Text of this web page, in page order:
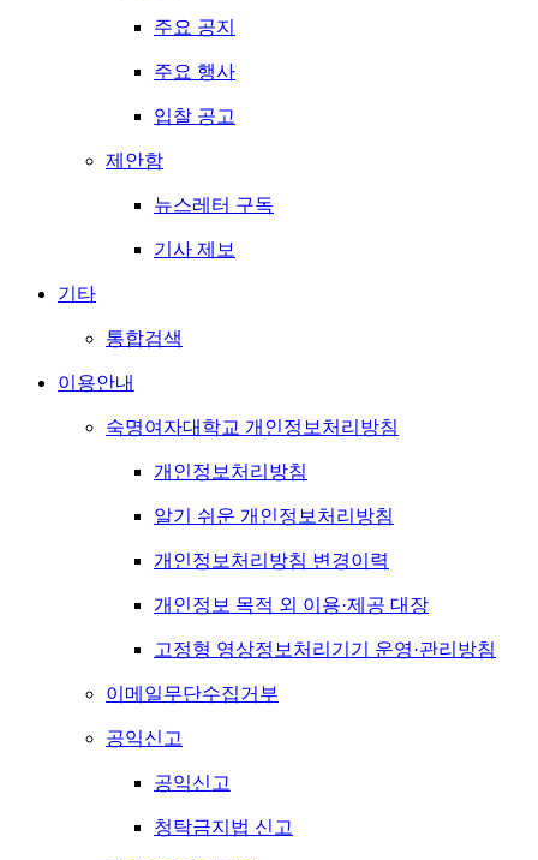
주요 공지
주요 행사
입찰 공고
제안함
뉴스레터 구독
기사 제보
기타
통합검색
이용안내
숙명여자대학교 개인정보처리방침
개인정보처리방침
알기 쉬운 개인정보처리방침
개인정보처리방침 변경이력
개인정보 목적 외 이용·제공 대장
고정형 영상정보처리기기 운영·관리방침
이메일무단수집거부
공익신고
공익신고
청탁금지법 신고